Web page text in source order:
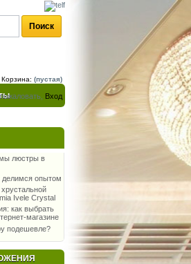
Корзина: (пустая)
Вход
люстры в
опытом
Ivele Crystal
как выбрать
магазине
подешевле?